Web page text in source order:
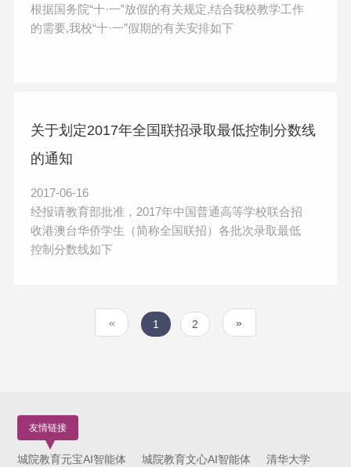
根据国务院“十·一”放假的有关规定,结合我校教学工作
的需要,我校“十·一”假期的有关安排如下
关于划定2017年全国联招录取最低控制分数线
的通知
2017-06-16
经报请教育部批准，2017年中国普通高等学校联合招
收港澳台华侨学生（简称全国联招）各批次录取最低
控制分数线如下
« 1 2 »
友情链接
城院教育元宝AI智能体 城院教育文心AI智能体
清华大学